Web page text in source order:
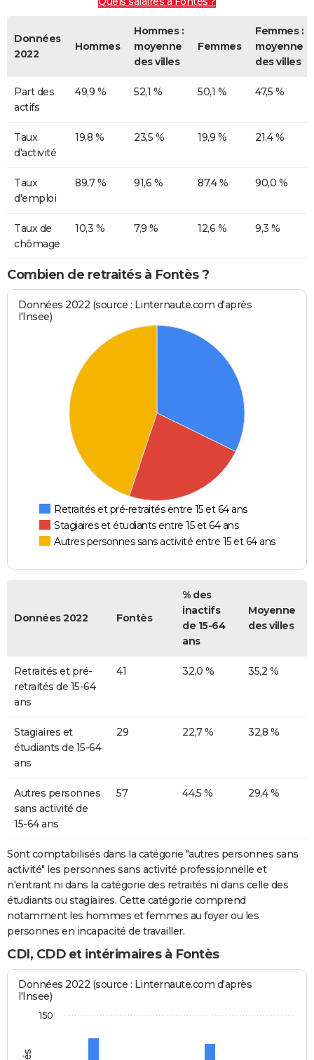
Données
2022
Hommes
Hommes :
moyenne
des villes
Femmes
Femmes :
moyenne
des villes
Part des
actifs
49,9 % 52,1 % 50,1 % 47,5 %
Taux
d'activité
19,8 % 23,5 % 19,9 % 21,4 %
Taux
d'emploi
89,7 % 91,6 % 87,4 % 90,0 %
Taux de
chômage
10,3 % 7,9 % 12,6 % 9,3 %
Combien de retraités à Fontès ?
Données 2022 (source : Linternaute.com d'après
l'Insee)
Retraités et pré-retraités entre 15 et 64 ans
Stagiaires et étudiants entre 15 et 64 ans
Autres personnes sans activité entre 15 et 64 ans
Données 2022 Fontès
% des
inactifs
de 15-64
ans
Moyenne
des villes
Retraités et pré-
retraités de 15-64
ans
41 32,0 % 35,2 %
Stagiaires et
étudiants de 15-64
ans
29 22,7 % 32,8 %
Autres personnes
sans activité de
15-64 ans
57 44,5 % 29,4 %
Sont comptabilisés dans la catégorie "autres personnes sans
activité" les personnes sans activité professionnelle et
n'entrant ni dans la catégorie des retraités ni dans celle des
étudiants ou stagiaires. Cette catégorie comprend
notamment les hommes et femmes au foyer ou les
personnes en incapacité de travailler.
CDI, CDD et intérimaires à Fontès
Données 2022 (source : Linternaute.com d'après
l'Insee)
150